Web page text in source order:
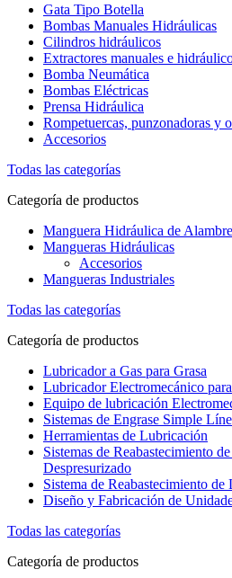
Gata Tipo Botella
Bombas Manuales Hidráulicas
Cilindros hidráulicos
Extractores manuales e
Bomba Neumática
Bombas Eléctricas
Prensa Hidráulica
Rompetuercas, punzonadoras y
Accesorios
Todas las categorías
Categoría de productos
Manguera Hidráulica de
Mangueras Hidráulicas
Accesorios
Mangueras Industriales
Todas las categorías
Categoría de productos
Lubricador a Gas para Grasa
Lubricador Electromecánico
Equipo de lubricación
Sistemas de Engrase Simple
Herramientas de Lubricación
Sistemas de Reabastecimiento
Despresurizado
Sistema de Reabastecimiento de
Diseño y Fabricación de
Todas las categorías
Categoría de productos